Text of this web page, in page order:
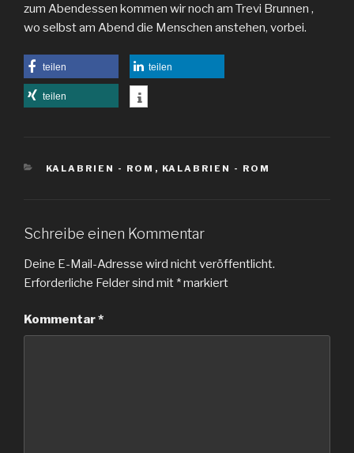
zum Abendessen kommen wir noch am Trevi Brunnen ,
wo selbst am Abend die Menschen anstehen, vorbei.
teilen teilen
teilen
KATEGORIEN
KALABRIEN - ROM , KALABRIEN - ROM
Schreibe einen Kommentar
Deine E-Mail-Adresse wird nicht veröffentlicht.
Erforderliche Felder sind mit *markiert
Kommentar*